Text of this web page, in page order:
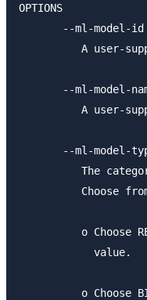
OPTIONS
--ml-model-id
A user-
--ml-model-
A user-
--ml-model-
The
Choose
o Choose
            value.
o Choose